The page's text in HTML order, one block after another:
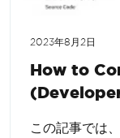
2023年8月2日
How to
この記事では